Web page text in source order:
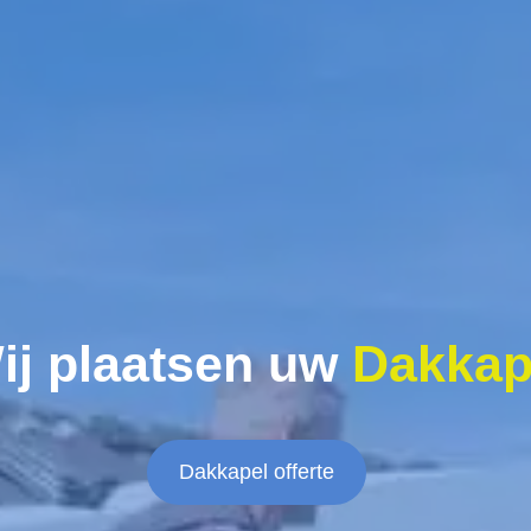
plaatsen uw
Dakkapel offerte